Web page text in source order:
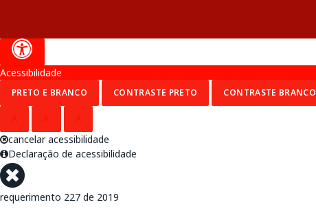
Acessibilidade
PRETO E BRANCO CONTRASTE PRETO CONTRASTE BRANCO
cancelar acessibilidade
Declaração de acessibilidade
requerimento 227 de 2019